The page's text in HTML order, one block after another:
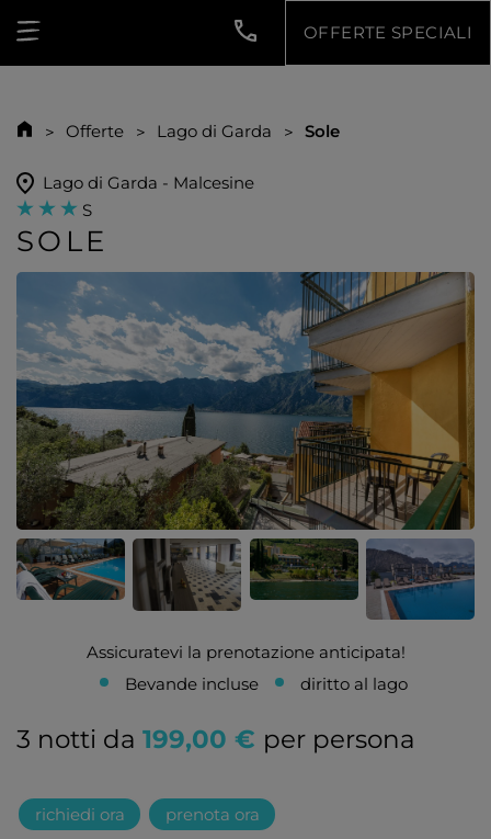
OFFERTE SPECIALI
Offerte Lago di Garda Sole
Lago di Garda - Malcesine
S
SOLE
Assicuratevi la prenotazione anticipata!
Bevande incluse
diritto al lago
3 notti da 199,00 € per persona
richiedi ora prenota ora